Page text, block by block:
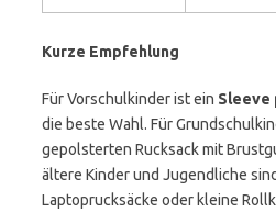
Kurze Empfehlung
Für Vorschulkinder ist ein Sleeve
die beste Wahl. Für
gepolsterten Rucksack mit
ältere Kinder und Jugendliche
Laptoprucksäcke oder kleine